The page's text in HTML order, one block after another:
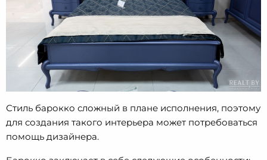
Стиль барокко сложный в плане исполнения, поэтому
для создания такого интерьера может потребоваться
помощь дизайнера.